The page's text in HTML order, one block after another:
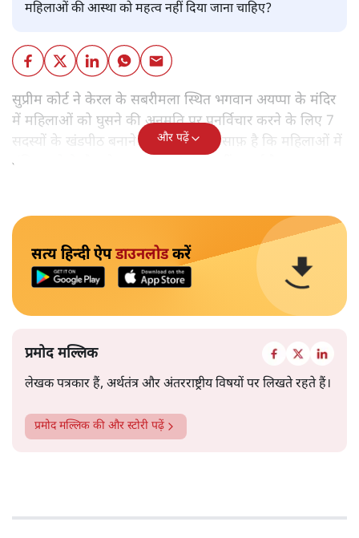
महिलाओं की आस्था को महत्व नहीं दिया जाना चाहिए?
सुप्रीम कोर्ट ने केरल के सबरीमला स्थित भगवान अयप्पा के मंदिर
में महिलाओं को घुसने की अनुमति पर पुनर्विचार करने के लिए 7
सदस्यों के खंडपीठ बनाने को कहा। इससे साफ़ है कि महिलाओं में
मंदिर जाने के फ़ैसले पर सरकार ने रोक नहीं लगाई है।
और पढ़ें
सत्य हिन्दी ऐपडाउनलोडकरें
प्रमोद मल्लिक
लेखक पत्रकार हैं, अर्थतंत्र और अंतरराष्ट्रीय विषयों पर लिखते रहते हैं।
प्रमोद मल्लिक की और स्टोरी पढ़ें